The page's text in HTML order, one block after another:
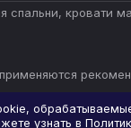
спальни, кровати
включая (но
объектами
узнать в